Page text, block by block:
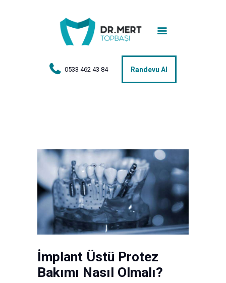
0533 462 43 84 Randevu Al
Anasayfa
Tedaviler
Hakkımda
İletişim
İmplant Üstü Protez
Bakımı Nasıl Olmalı?